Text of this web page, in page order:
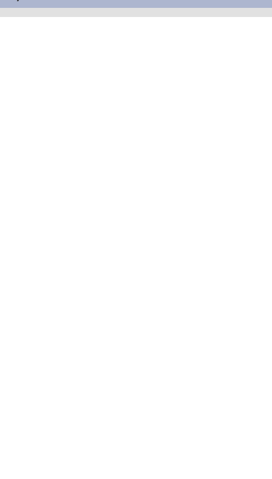
Bulu Tangkis
Kapolri Cup
Lawan Bahlil-
Muhammad di
Bersama
Warga, Pererat
Pererat